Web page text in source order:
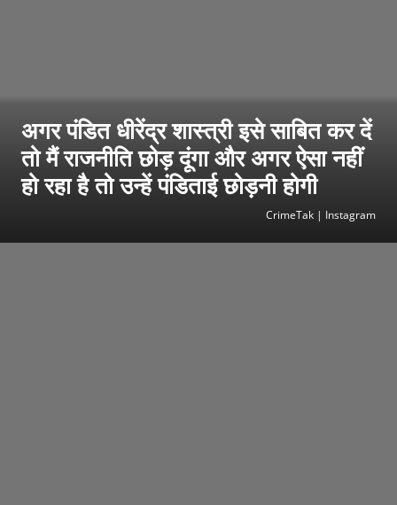
अगर पंडित धीरेंद्र शास्त्री इसे साबित कर दें
तो मैं राजनीति छोड़ दूंगा और अगर ऐसा नहीं
हो रहा है तो उन्हें पंडिताई छोड़नी होगी
CrimeTak | Instagram